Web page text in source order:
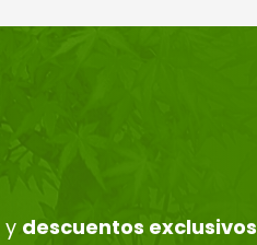
y descuentos exclusivos